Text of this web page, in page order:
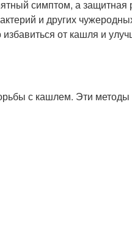
симптом, а защитная
и других
от кашля и
с кашлем. Эти методы